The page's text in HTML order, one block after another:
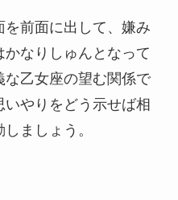
前面に出して、嫌み
なりしゅんとなって
な乙女座の望む関係で
やりをどう示せば相
ましょう。